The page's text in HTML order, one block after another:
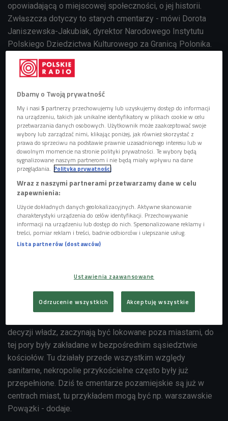
opowiadającą o miejscowej społeczności, o jej historii.
Zwłaszcza dotyczy to starych cmentarzy - mówi Dorota
Janiszewska-Jakubiak, dyrektor Narodowego Instytutu
Polskiego Dziedzictwa Kulturowego za Granicą Polonika.
Cmentarze na dawnych ziemiach wschodnich
Rzeczypospolitej to jest ogromna liczba polskich grobów,
terenie Ukrainy, Litwy, Białorusi czy Łotwy, ale też w nieco
dalszych miejscach związanych z polską historią, jak np.
Mołdawia, Francja, Niemcy, USA, Ameryka Południowa.
Właściwie można wymienić większość krajów świata -
dodaje.
Cmentarz Łyczakowski - cmentarz pozamiejski
O historii Polski opowiadają nagrobne inskrypcje, poezja
cmentarna, rzeźby i przeróżne detale umieszczane na
nagrobkach. - Szczególnie widać to w takich miejscach jak
cmentarz Łyczakowski we Lwowie, który jest wyjątkowy
pod względem nie tylko historii, ale i sztuki.
nekropolie w Europie, ale to nekropolie w obrębie
kościołów, w kryptach kościelnych czy zakonnych - wyjaśnia
gość Jakuba Jamrozka. - Koniec wieku XVIII i początek XIX
decyzji władz, zaczynają być lokowane poza miastami, do
tej pory były zakładane w bezpośrednim sąsiedztwie
kościołów. Tu działały przede wszystkim względy
sanitarne, nekropolie przykościelne często były już
przepełnione. Dziś te cmentarze pozamiejskie są już w
centrach miast, tu przykładem mogą być np. warszawskie
Powązki - dodaje.
Dbamy o Twoją prywatność
My i nasi5 partnerzy przechowujemy lub uzyskujemy dostęp do informacji
na urządzeniu, takich jak unikalne identyfikatory w plikach cookie w celu
przetwarzania danych osobowych. Użytkownik może zaakceptować swoje
wybory lub zarządzać nimi, klikając poniżej, jak również skorzystać z
prawa do sprzeciwu na podstawie prawnie uzasadnionego interesu lub w
dowolnym momencie na stronie polityki prywatności. Te wybory będą
sygnalizowane naszym partnerom i nie będą miały wpływu na dane
przeglądania. Polityka prywatności
Wraz z naszymi partnerami przetwarzamy dane w celu
zapewnienia:
Użycie dokładnych danych geolokalizacyjnych. Aktywne skanowanie
charakterystyki urządzenia do celów identyfikacji. Przechowywanie
informacji na urządzeniu lub dostęp do nich. Spersonalizowane reklamy i
treści, pomiar reklam i treści, badnie odbiorców i ulepszanie usług.
Lista partnerów (dostawców)
Ustawienia zaawansowane
Odrzucenie wszystkich Akceptuję wszystkie